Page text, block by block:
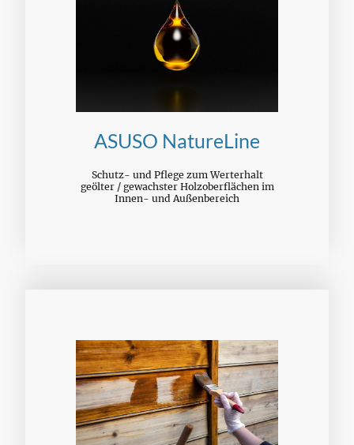
ASUSO NatureLine
Schutz- und Pflege zum Werterhalt
geölter / gewachster Holzoberflächen im
Innen- und Außenbereich